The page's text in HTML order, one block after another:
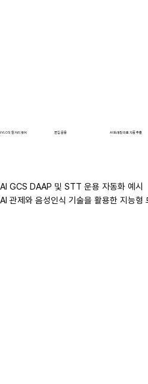
원거리 제어 군집 운용 AI 트래킹·좌표 자동 추출
AI GCS DAAP 및 STT 운용 자동화 예시
AI 관제와 음성인식 기술을 활용한 지능형